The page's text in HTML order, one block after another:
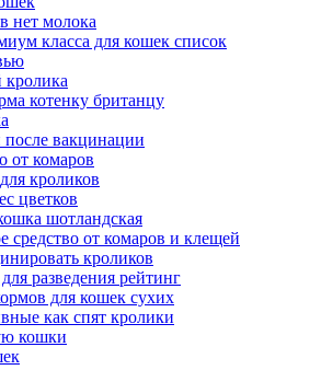
нет молока
класса для кошек список
котенку британцу
вакцинации
от комаров
кроликов
цветков
шотландская
средство от комаров и клещей
кроликов
разведения рейтинг
для кошек сухих
как спят кролики
кошки